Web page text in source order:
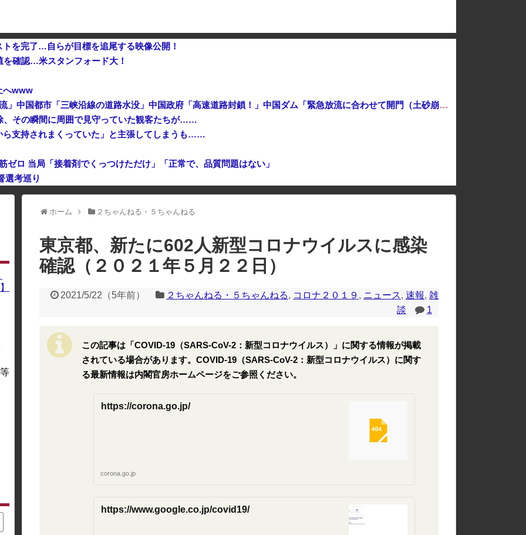
を完了…自らが目標を追尾する映像公開！
確認…米スタンフォード大！
へwww
中国「大洪水！」三峡ダム「9門開放！（全力放流」中国都市「三峡沿線の道路水没」中国政府「高速道路封鎖！」中国ダム「緊急放流に合わせて開門（土砂崩れ発生」→
、その瞬間に周囲で見守っていた観客たちが……
ら支持されまくっていた」と主張してしまうも……
ゼロ 当局「接着剤でくっつけただけ」「正常で、品質問題はない」
選考巡り
ホーム
２ちゃんねる・５ちゃんねる
東京都、新たに602人新型コロナウイルスに感染
確認（２０２１年５月２２日）
2021/5/22 （5年前） ２ちゃんねる・５ちゃんねる, コロナ２０１９ , ニュース, 速報, 雑
談
1
この記事は「COVID-19（SARS-CoV-2：新型コロナウイルス）」に関する情報が掲載
されている場合があります。COVID-19（SARS-CoV-2：新型コロナウイルス）に関す
る最新情報は内閣官房ホームページをご参照ください。
https://corona.go.jp/
corona.go.jp
https://www.google.co.jp/covid19/